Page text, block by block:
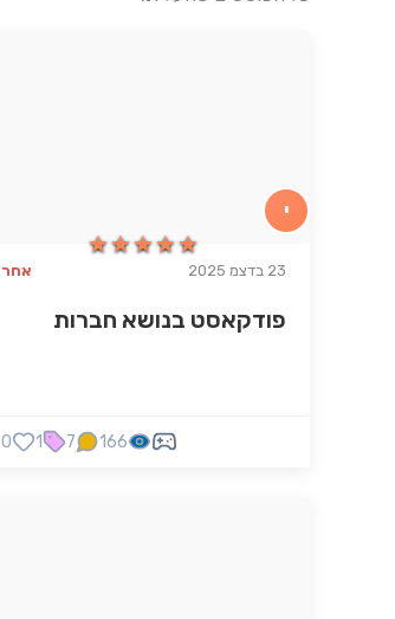
★★★★★
★★★★★
י
23 בדצמ 2025 אחר
פודקאסט בנושא חברות
166
7
1
0